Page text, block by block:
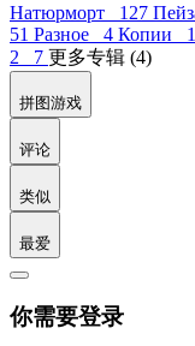
Натюрморт 127
51 Разное 4 Копии 1
2 7 更多专辑 (4)
拼图游戏
评论
类似
最爱
你需要登录